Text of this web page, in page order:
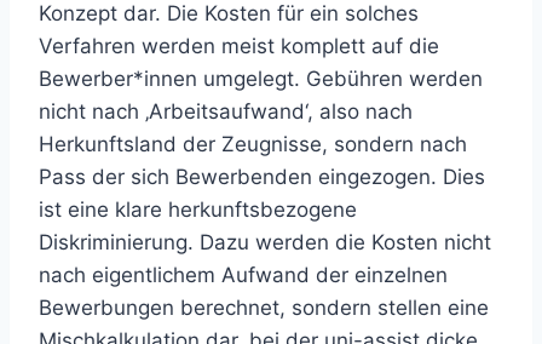
Konzept dar. Die Kosten für ein solches
Verfahren werden meist komplett auf die
Bewerber*innen umgelegt. Gebühren werden
nicht nach ‚Arbeitsaufwand‘, also nach
Herkunftsland der Zeugnisse, sondern nach
Pass der sich Bewerbenden eingezogen. Dies
ist eine klare herkunftsbezogene
Diskriminierung. Dazu werden die Kosten nicht
nach eigentlichem Aufwand der einzelnen
Bewerbungen berechnet, sondern stellen eine